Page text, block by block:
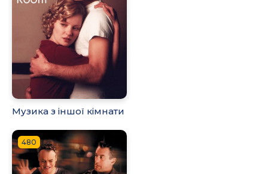
Музика з іншої кімнати
480